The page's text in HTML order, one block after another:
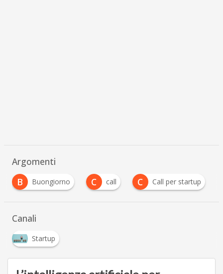
Argomenti
B
Buongiorno C call C Call per startup
Canali
Startup